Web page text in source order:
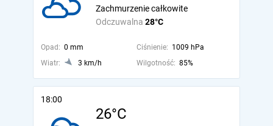
Odczuwalna 28°C
Zachmurzenie całkowite
Opad: 0 mm Ciśnienie: 1009 hPa
Wiatr:
3 km/h Wilgotność: 85%
18:00
26°C